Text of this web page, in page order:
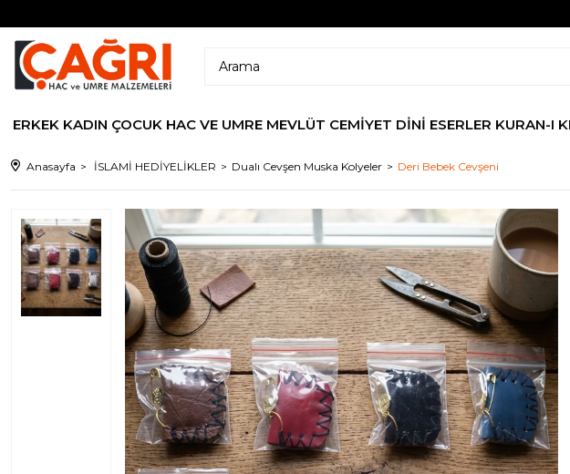
ERKEK KADIN ÇOCUK HAC VE UMRE MEVLÜT CEMİYET DİNİ ESERLER KURAN-I
Anasayfa İSLAMİ HEDİYELİKLER Dualı Cevşen Muska Kolyeler Deri Bebek Cevşeni